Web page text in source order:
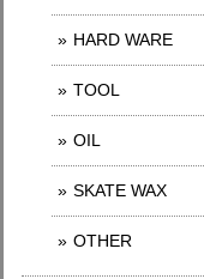
HARD WARE
TOOL
OIL
SKATE WAX
OTHER